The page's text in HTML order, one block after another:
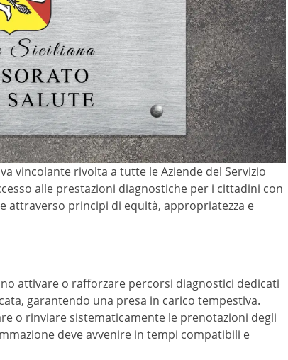
vincolante rivolta a tutte le Aziende del Servizio
alle prestazioni diagnostiche per i cittadini con
attraverso principi di equità, appropriatezza e
attivare o rafforzare percorsi diagnostici dedicati
garantendo una presa in carico tempestiva.
o rinviare sistematicamente le prenotazioni degli
deve avvenire in tempi compatibili e